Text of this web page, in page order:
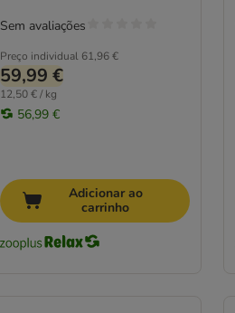
Preço individual 61,96 €
59,99 €
12,50 € / kg
56,99 €
Sem avaliações
Adicionar ao
carrinho